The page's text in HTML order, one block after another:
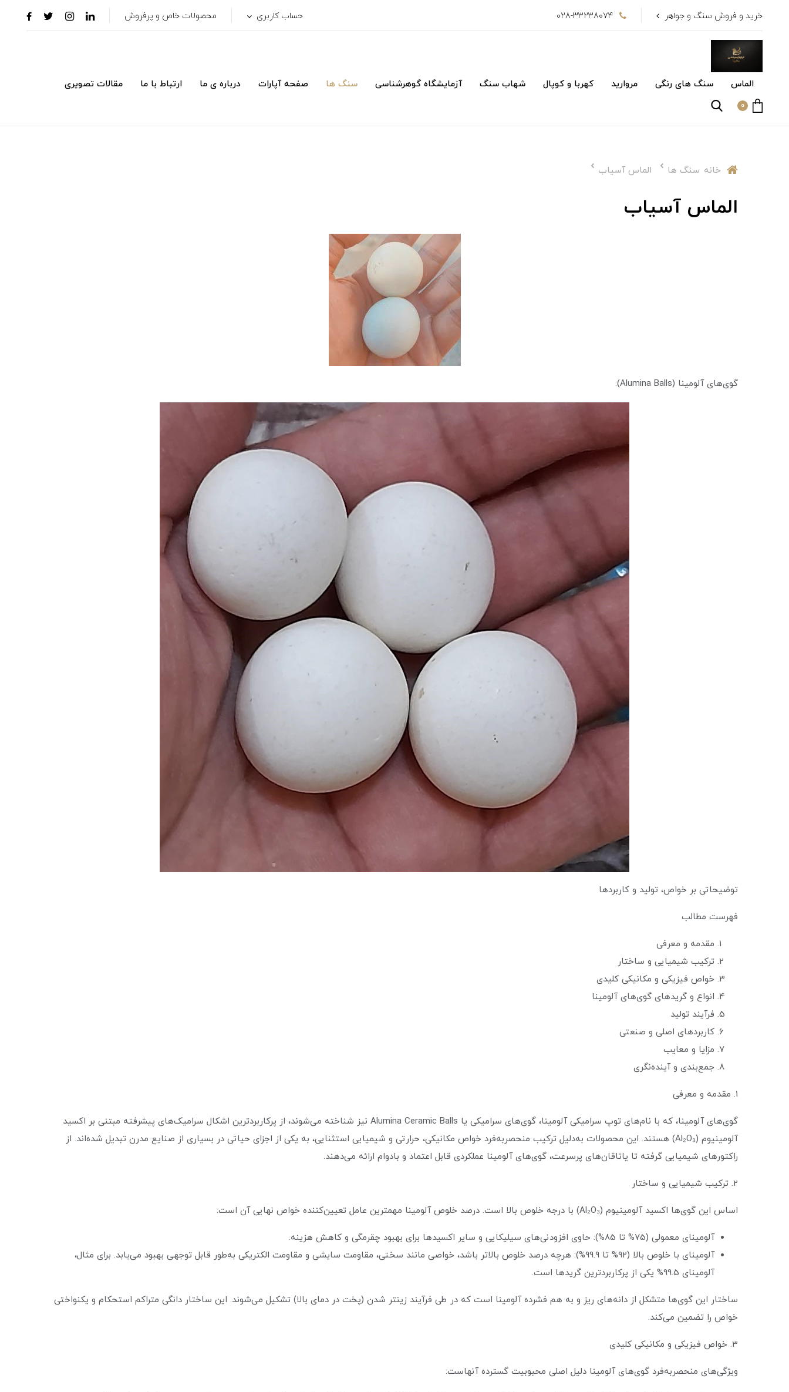
خرید و فروش سنگ و جواهر 028-33238074 حساب کاربری محصولات خاص و پرفروش
الماس سنگ های رنگی مروارید کهربا و کوپال شهاب سنگ آزمایشگاه گوهرشناسی سنگ ها صفحه آپارات درباره ی ما ارتباط با ما مقالات تصویری
0
خانه سنگ ها الماس آسیاب
الماس آسیاب
گوی‌های آلومینا (Alumina Balls):
توضیحاتی بر خواص، تولید و کاربردها
فهرست مطالب
مقدمه و معرفی
ترکیب شیمیایی و ساختار
خواص فیزیکی و مکانیکی کلیدی
انواع و گریدهای گوی‌های آلومینا
فرآیند تولید
کاربردهای اصلی و صنعتی
مزایا و معایب
جمع‌بندی و آینده‌نگری
1. مقدمه و معرفی
گوی‌های آلومینا، که با نام‌های توپ سرامیکی آلومینا، گوی‌های سرامیکی یا Alumina Ceramic Balls نیز شناخته می‌شوند، از پرکاربردترین اشکال سرامیک‌های پیشرفته مبتنی بر اکسید
آلومینیوم (Al₂O₃) هستند. این محصولات به‌دلیل ترکیب منحصربه‌فرد خواص مکانیکی، حرارتی و شیمیایی استثنایی، به یکی از اجزای حیاتی در بسیاری از صنایع مدرن تبدیل شده‌اند. از
راکتورهای شیمیایی گرفته تا یاتاقان‌های پرسرعت، گوی‌های آلومینا عملکردی قابل اعتماد و بادوام ارائه می‌دهند.
2. ترکیب شیمیایی و ساختار
اساس این گوی‌ها اکسید آلومینیوم (Al₂O₃) با درجه خلوص بالا است. درصد خلوص آلومینا مهمترین عامل تعیین‌کننده خواص نهایی آن است:
آلومینای معمولی (75% تا 85%): حاوی افزودنی‌های سیلیکایی و سایر اکسیدها برای بهبود چقرمگی و کاهش هزینه.
آلومینای با خلوص بالا (92% تا 99.9%): هرچه درصد خلوص بالاتر باشد، خواصی مانند سختی، مقاومت سایشی و مقاومت الکتریکی به‌طور قابل توجهی بهبود می‌یابد. برای مثال،
آلومینای 99.5% یکی از پرکاربردترین گریدها است.
ساختار این گوی‌ها متشکل از دانه‌های ریز و به هم فشرده آلومینا است که در طی فرآیند زینتر شدن (پخت در دمای بالا) تشکیل می‌شوند. این ساختار دانگی متراکم استحکام و یکنواختی
خواص را تضمین می‌کند.
3. خواص فیزیکی و مکانیکی کلیدی
ویژگی‌های منحصربه‌فرد گوی‌های آلومینا دلیل اصلی محبوبیت گسترده آنهاست: